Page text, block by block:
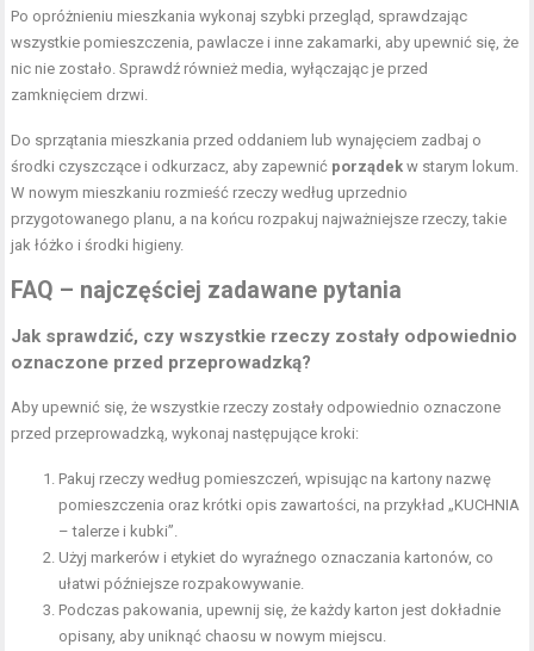
Po opróżnieniu mieszkania wykonaj szybki przegląd, sprawdzając
wszystkie pomieszczenia, pawlacze i inne zakamarki, aby upewnić się, że
nic nie zostało. Sprawdź również media, wyłączając je przed
zamknięciem drzwi.
Do sprzątania mieszkania przed oddaniem lub wynajęciem zadbaj o
środki czyszczące i odkurzacz, aby zapewnić porządek w starym lokum.
W nowym mieszkaniu rozmieść rzeczy według uprzednio
przygotowanego planu, a na końcu rozpakuj najważniejsze rzeczy, takie
jak łóżko i środki higieny.
FAQ – najczęściej zadawane pytania
Jak sprawdzić, czy wszystkie rzeczy zostały odpowiednio
oznaczone przed przeprowadzką?
Aby upewnić się, że wszystkie rzeczy zostały odpowiednio oznaczone
przed przeprowadzką, wykonaj następujące kroki:
Pakuj rzeczy według pomieszczeń, wpisując na kartony nazwę
pomieszczenia oraz krótki opis zawartości, na przykład „KUCHNIA
– talerze i kubki”.
Użyj markerów i etykiet do wyraźnego oznaczania kartonów, co
ułatwi późniejsze rozpakowywanie.
Podczas pakowania, upewnij się, że każdy karton jest dokładnie
opisany, aby uniknąć chaosu w nowym miejscu.